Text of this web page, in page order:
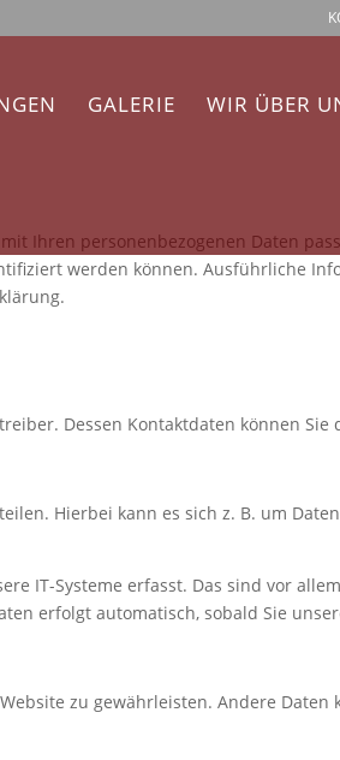
GALERIE WIR ÜBER
Ihren personenbezogenen Daten
werden können. Ausführliche
Dessen Kontaktdaten können
Hierbei kann es sich z. B. um
IT-Systeme erfasst. Das sind vor
erfolgt automatisch, sobald Sie
zu gewährleisten. Andere Daten